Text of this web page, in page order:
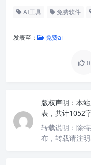
AI工具 免费软件
发表至： 免费ai
0
版权声明： 本
表，共计1052字
转载说明： 除
布，转载请注明